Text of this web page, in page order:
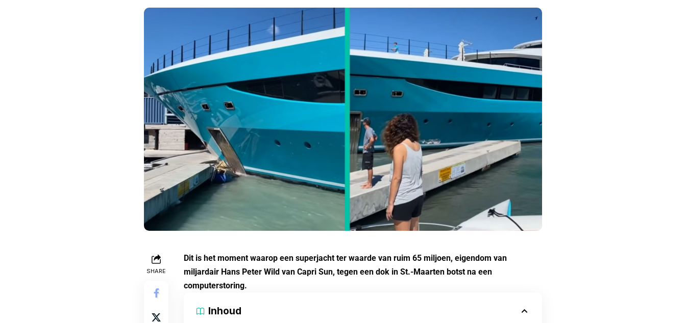
SHARE
Dit is het moment waarop een superjacht ter waarde van ruim 65 miljoen, eigendom van
miljardair Hans Peter Wild van Capri Sun, tegen een dok in St.-Maarten botst na een
computerstoring.
Inhoud